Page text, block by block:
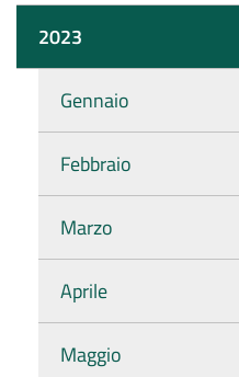
2023
Gennaio
Febbraio
Marzo
Aprile
Maggio